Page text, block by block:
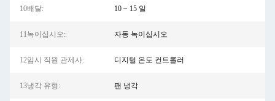
10배달: 10 ~ 15 일
11녹이십시오: 자동 녹이십시오
12임시 직원 관제사: 디지털 온도 컨트롤러
13냉각 유형: 팬 냉각